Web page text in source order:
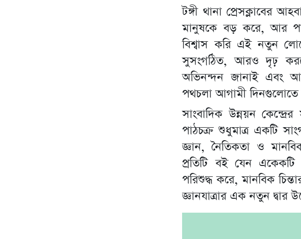
টঙ্গী থানা প্রেসক্লাবের
মানুষকে বড় করে, আর
বিশ্বাস করি এই নতুন
সুসংগঠিত, আরও দৃঢ়
অভিনন্দন জানাই এবং
পথচলা আগামী দিনগুলোতে
সাংবাদিক উন্নয়ন
পাঠচক্র শুধুমাত্র একটি
জ্ঞান, নৈতিকতা ও
প্রতিটি বই যেন
পরিশুদ্ধ করে, মানবিক
জ্ঞানযাত্রার এক নতুন দ্বার